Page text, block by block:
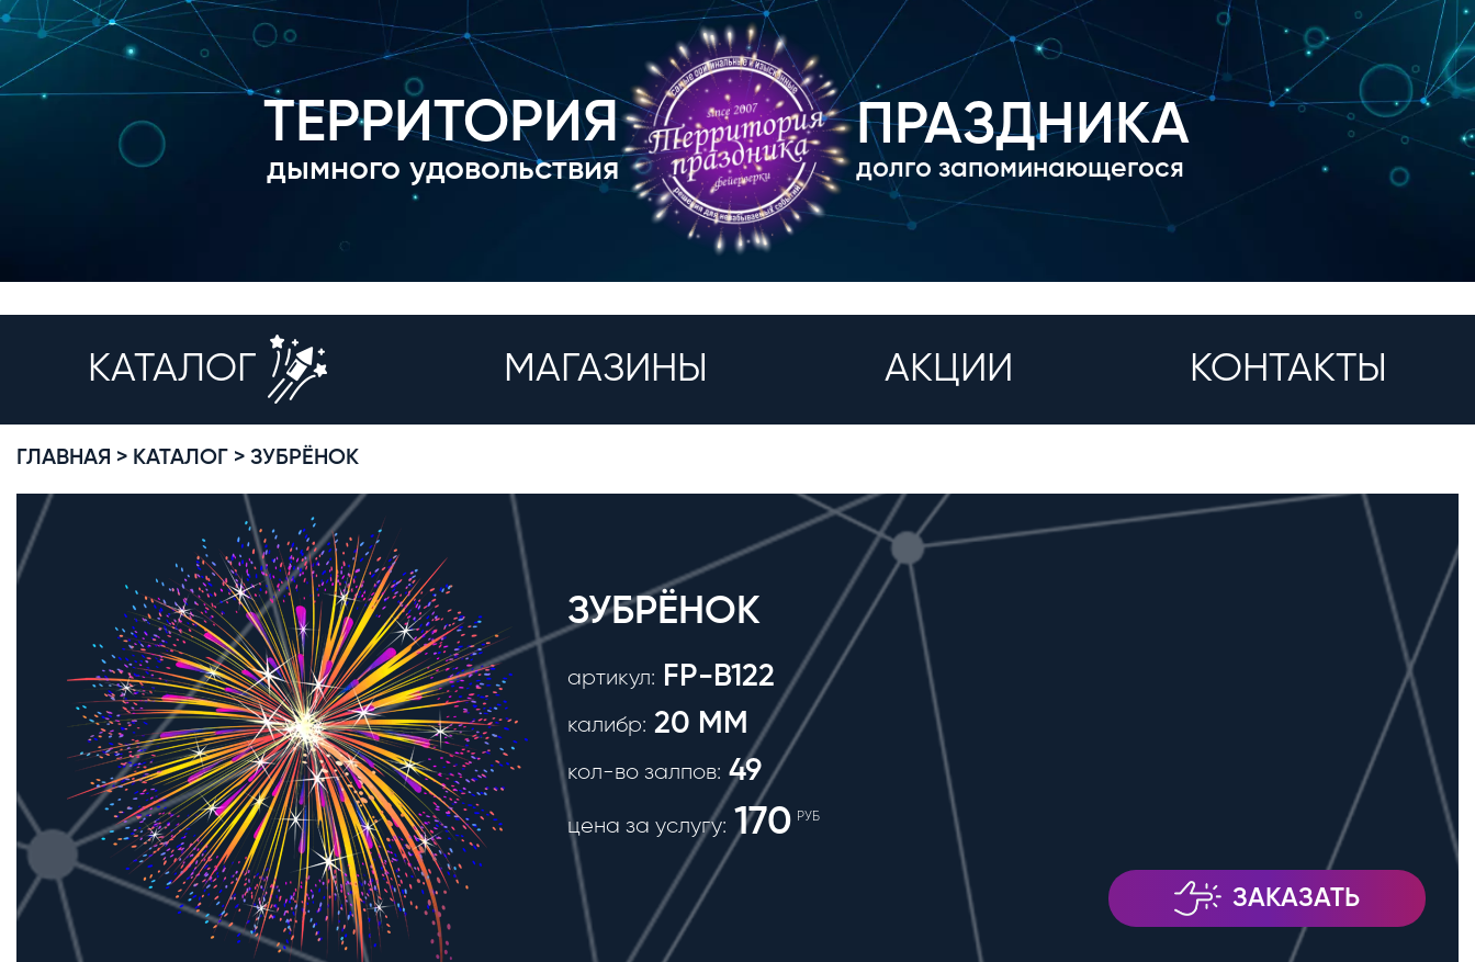
ТЕРРИТОРИЯ
дымного удовольствия
ПРАЗДНИКА
долго запоминающегося
КАТАЛОГ МАГАЗИНЫ АКЦИИ КОНТАКТЫ
ГЛАВНАЯ > КАТАЛОГ > ЗУБРЁНОК
ЗУБРЁНОК
артикул: FP-B122
калибр: 20 MM
кол-во залпов: 49
цена за услугу: 170РУБ
ЗАКАЗАТЬ